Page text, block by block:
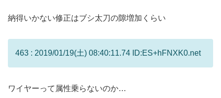
納得いかない修正はブシ太刀の隙増加くらい
463 : 2019/01/19(土) 08:40:11.74 ID:ES+hFNXK0.net
ワイヤーって属性乗らないのか…